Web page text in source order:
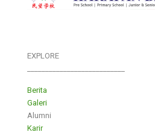
EXPLORE
Berita
Galeri
Alumni
Karir